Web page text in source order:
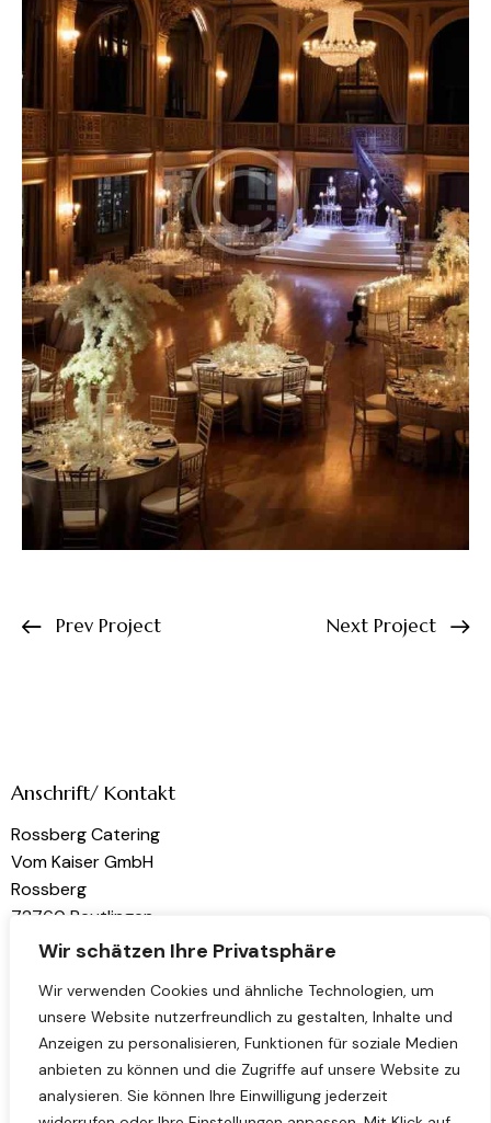
Wir schätzen Ihre Privatsphäre
Wir verwenden Cookies und ähnliche Technologien, um
unsere Website nutzerfreundlich zu gestalten, Inhalte und
Anzeigen zu personalisieren, Funktionen für soziale Medien
anbieten zu können und die Zugriffe auf unsere Website zu
analysieren. Sie können Ihre Einwilligung jederzeit
Prev Project Next Project
Anschrift/ Kontakt
Rossberg Catering
Vom Kaiser GmbH
Rossberg
72760 Reutlingen
kontakt@rossberg-catering.de
Links
Home
Über uns
Folge uns
Instagram
LinkedIn